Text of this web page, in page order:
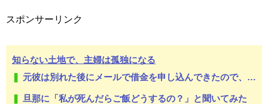
スポンサーリンク
知らない土地で、主婦は孤独になる
元彼は別れた後にメールで借金を申し込んできたので、会ってその場で消費者金融へ連れて行った…
旦那に「私が死んだらご飯どうするの？」と聞いてみた